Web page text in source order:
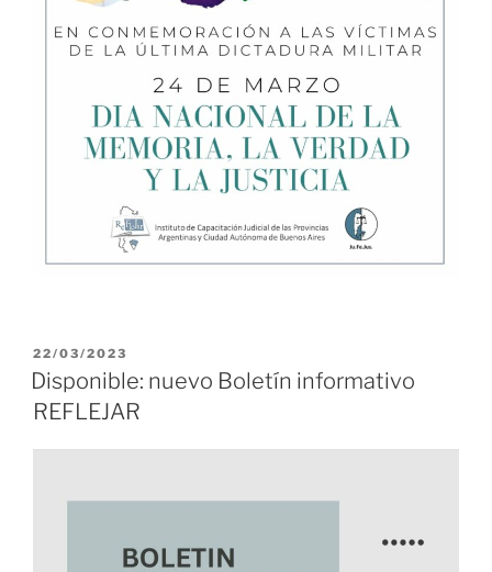
PUBLICADO
EL
22/03/2023
Disponible: nuevo Boletín informativo
REFLEJAR